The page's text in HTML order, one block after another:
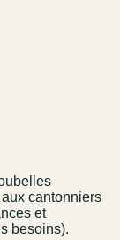
cantonniers
et
besoins).